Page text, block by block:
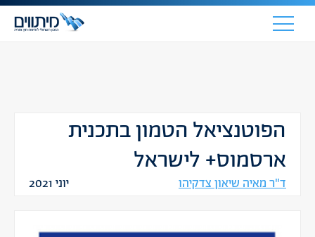
הפוטנציאל הטמון בתכנית
ארסמוס+ לישראל
ד"ר מאיה שיאון צדקיהו יוני 2021